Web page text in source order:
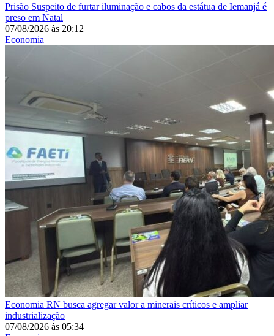
Prisão Suspeito de furtar iluminação e cabos da estátua de Iemanjá é
preso em Natal
07/08/2026 às 20:12
Economia
Economia RN busca agregar valor a minerais críticos e ampliar
industrialização
07/08/2026 às 05:34